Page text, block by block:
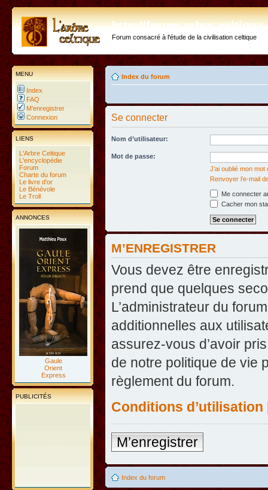
http://forum.arbre-
Forum consacré à l'étude de la civilisation celtique
MENU
Index
FAQ
M’enregistrer
Connexion
LIENS
L'Arbre Celtique
L'encyclopédie
Forum
Charte du forum
Le livre d'or
Le Bénévole
Le Troll
ANNONCES
Gaule
Orient
Express
PUBLICITÉS
Index du forum
Se connecter
Nom d’utilisateur:
Mot de passe:
J’ai oublié mon mot
Renvoyer l’e-mail
Me connecter
Cacher mon
M’ENREGISTRER
Vous devez être
prend que quelques
L’administrateur du
additionnelles aux
assurez-vous d’avoir
de notre politique de vie
règlement du forum.
Conditions d’utilisation
M’enregistrer
Index du forum